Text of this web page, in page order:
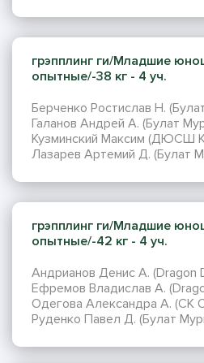
грэпплинг ги/Младшие
опытные/-38 кг - 4 уч.
Берченко Ростислав Н.
Галанов Андрей А. (Булат
Кузминский Максим (ДЮСШ
Лазарев Артемий Д. (Булат
грэпплинг ги/Младшие
опытные/-42 кг - 4 уч.
Андрианов Денис А. (Dragon
Ефремов Владислав А.
Одегова Александра А. (СК
Руденко Павел Д. (Булат